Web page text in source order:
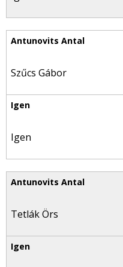
Szűcs Gábor
Igen
Tetlák Örs